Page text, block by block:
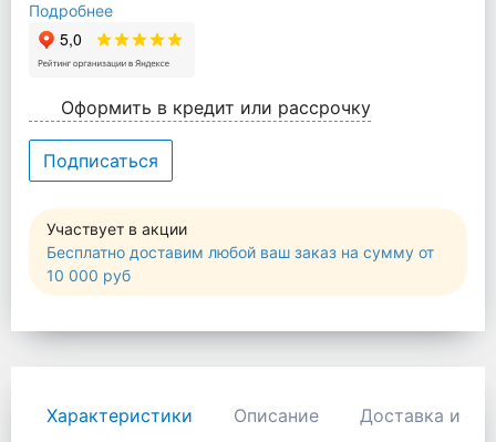
Подробнее
Оформить в кредит или рассрочку
Подписаться
Участвует в акции
Бесплатно доставим любой ваш заказ на сумму от
10 000 руб
Характеристики Описание Доставка и